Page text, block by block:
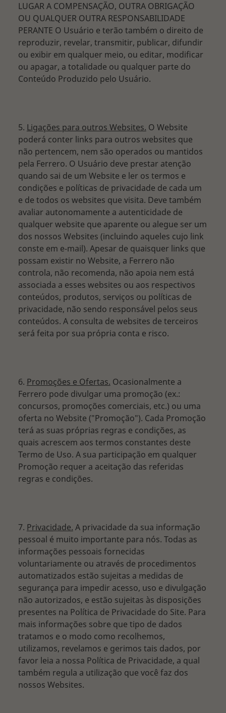
LUGAR A COMPENSAÇÃO, OUTRA OBRIGAÇÃO
OU QUALQUER OUTRA RESPONSABILIDADE
PERANTE O Usuário e terão também o direito de
reproduzir, revelar, transmitir, publicar, difundir
ou exibir em qualquer meio, ou editar, modificar
ou apagar, a totalidade ou qualquer parte do
Conteúdo Produzido pelo Usuário.
5. Ligações para outros Websites. O Website
poderá conter links para outros websites que
não pertencem, nem são operados ou mantidos
pela Ferrero. O Usuário deve prestar atenção
quando sai de um Website e ler os termos e
condições e políticas de privacidade de cada um
e de todos os websites que visita. Deve também
avaliar autonomamente a autenticidade de
qualquer website que aparente ou alegue ser um
dos nossos Websites (incluindo aqueles cujo link
conste em e-mail). Apesar de quaisquer links que
possam existir no Website, a Ferrero não
controla, não recomenda, não apoia nem está
associada a esses websites ou aos respectivos
conteúdos, produtos, serviços ou políticas de
privacidade, não sendo responsável pelos seus
conteúdos. A consulta de websites de terceiros
será feita por sua própria conta e risco.
6. Promoções e Ofertas. Ocasionalmente a
Ferrero pode divulgar uma promoção (ex.:
concursos, promoções comerciais, etc.) ou uma
oferta no Website ("Promoção"). Cada Promoção
terá as suas próprias regras e condições, as
quais acrescem aos termos constantes deste
Termo de Uso. A sua participação em qualquer
Promoção requer a aceitação das referidas
regras e condições.
7. Privacidade. A privacidade da sua informação
pessoal é muito importante para nós. Todas as
informações pessoais fornecidas
voluntariamente ou através de procedimentos
automatizados estão sujeitas a medidas de
segurança para impedir acesso, uso e divulgação
não autorizados, e estão sujeitas às disposições
presentes na Política de Privacidade do Site. Para
mais informações sobre que tipo de dados
tratamos e o modo como recolhemos,
utilizamos, revelamos e gerimos tais dados, por
favor leia a nossa Política de Privacidade, a qual
também regula a utilização que você faz dos
nossos Websites.